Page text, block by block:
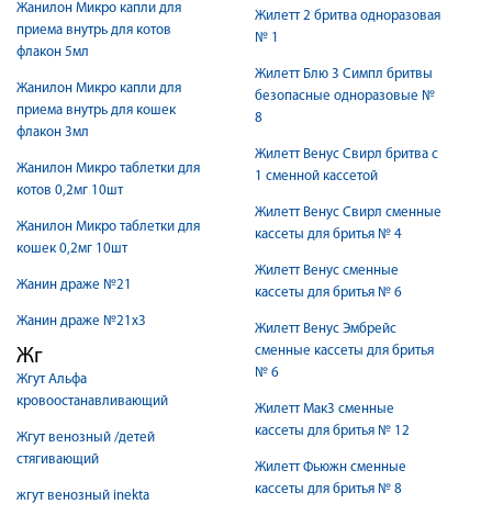
Жанилон Микро капли для
приема внутрь для котов
флакон 5мл
Жанилон Микро капли для
приема внутрь для кошек
флакон 3мл
Жанилон Микро таблетки для
котов 0,2мг 10шт
Жанилон Микро таблетки для
кошек 0,2мг 10шт
Жанин драже №21
Жанин драже №21х3
Жг
Жгут Альфа
кровоостанавливающий
Жгут венозный /детей
стягивающий
жгут венозный inekta
Жилетт 2 бритва одноразовая
№ 1
Жилетт Блю 3 Симпл бритвы
безопасные одноразовые №
8
Жилетт Венус Свирл бритва с
1 сменной кассетой
Жилетт Венус Свирл сменные
кассеты для бритья № 4
Жилетт Венус сменные
кассеты для бритья № 6
Жилетт Венус Эмбрейс
сменные кассеты для бритья
№ 6
Жилетт Мак3 сменные
кассеты для бритья № 12
Жилетт Фьюжн сменные
кассеты для бритья № 8